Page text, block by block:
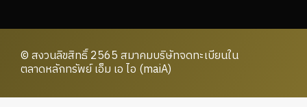
© สงวนลิขสิทธิ์ 2565 สมาคมบริษัทจดทะเบียนใน
ตลาดหลักทรัพย์ เอ็ม เอ ไอ (maiA)